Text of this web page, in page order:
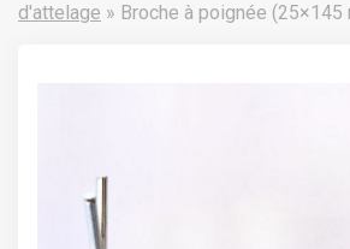
d'attelage » Broche à poignée (25×145